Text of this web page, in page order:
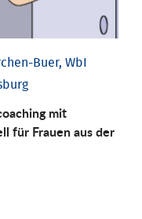
Buer, WbI
mit
für Frauen aus der